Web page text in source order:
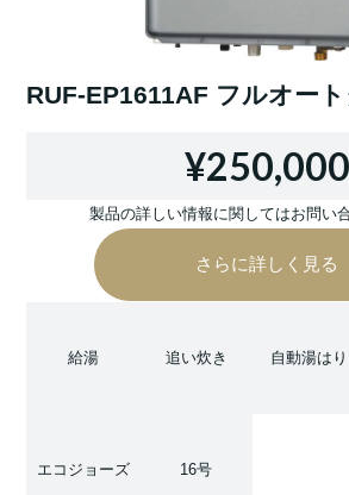
RUF-EP1611AF フルオー
¥250,000
製品の詳しい情報に関してはお問い
さらに詳しく見る
給湯 追い炊き 自動湯はり
エコジョーズ 16号